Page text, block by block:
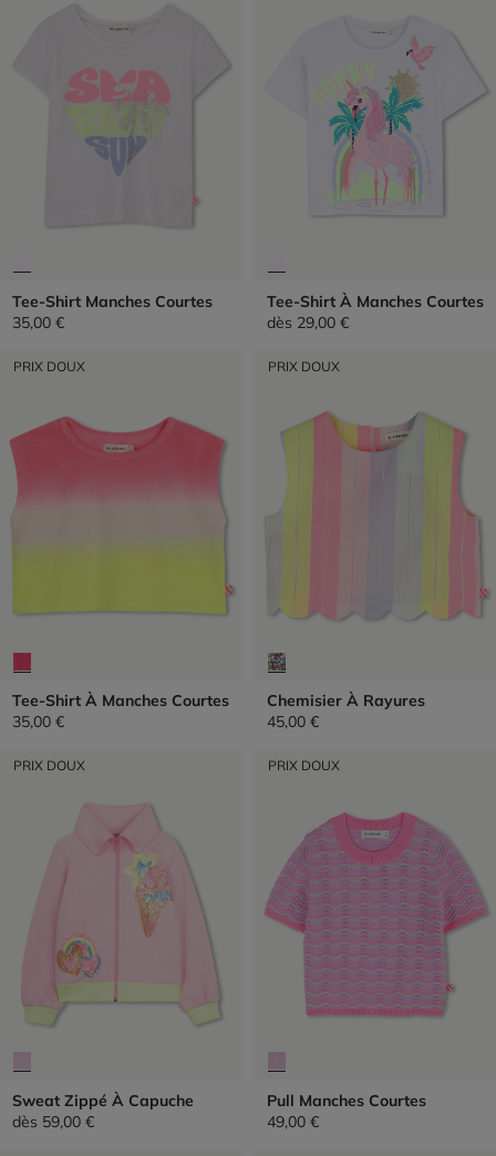
Tee-Shirt Manches Courtes
35,00 €
Tee-Shirt À Manches Courtes
dès 29,00 €
PRIX DOUX
Tee-Shirt À Manches Courtes
35,00 €
PRIX DOUX
Chemisier À Rayures
45,00 €
PRIX DOUX
Sweat Zippé À Capuche
dès 59,00 €
PRIX DOUX
Pull Manches Courtes
49,00 €